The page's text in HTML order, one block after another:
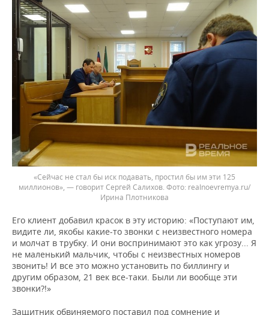
«Сейчас не стал бы иск подавать, простил бы им эти 125
миллионов», — говорит Сергей Салихов.
realnoevremya.ru/
Ирина Плотникова
Его клиент добавил красок в эту историю: «Поступают им,
видите ли, якобы какие-то звонки с неизвестного номера
и молчат в трубку. И они воспринимают это как угрозу... Я
не маленький мальчик, чтобы с неизвестных номеров
звонить! И все это можно установить по биллингу и
другим образом, 21 век все-таки. Были ли вообще эти
звонки?!»
Защитник обвиняемого поставил под сомнение и